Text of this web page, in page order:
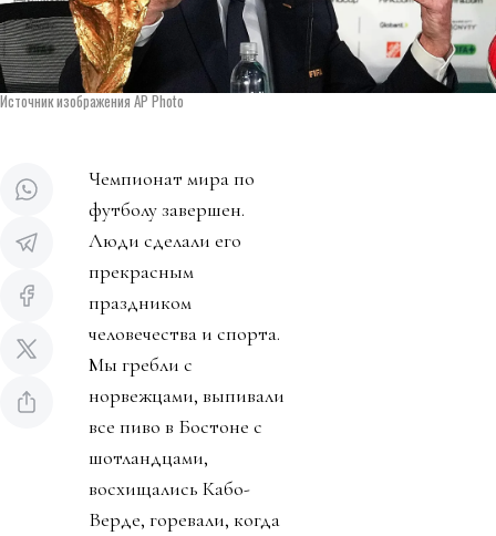
Источник изображения AP Photo
Чемпионат мира по
футболу завершен.
Люди сделали его
прекрасным
праздником
человечества и спорта.
Мы гребли с
норвежцами, выпивали
все пиво в Бостоне с
шотландцами,
восхищались Кабо-
Верде, горевали, когда